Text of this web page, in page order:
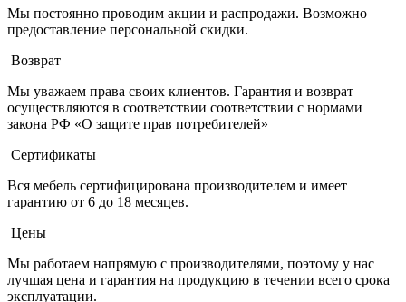
Мы постоянно проводим акции и распродажи. Возможно
предоставление персональной скидки.
Возврат
Мы уважаем права своих клиентов. Гарантия и возврат
осуществляются в соответствии соответствии с нормами
закона РФ «О защите прав потребителей»
Сертификаты
Вся мебель сертифицирована производителем и имеет
гарантию от 6 до 18 месяцев.
Цены
Мы работаем напрямую с производителями, поэтому у нас
лучшая цена и гарантия на продукцию в течении всего срока
эксплуатации.